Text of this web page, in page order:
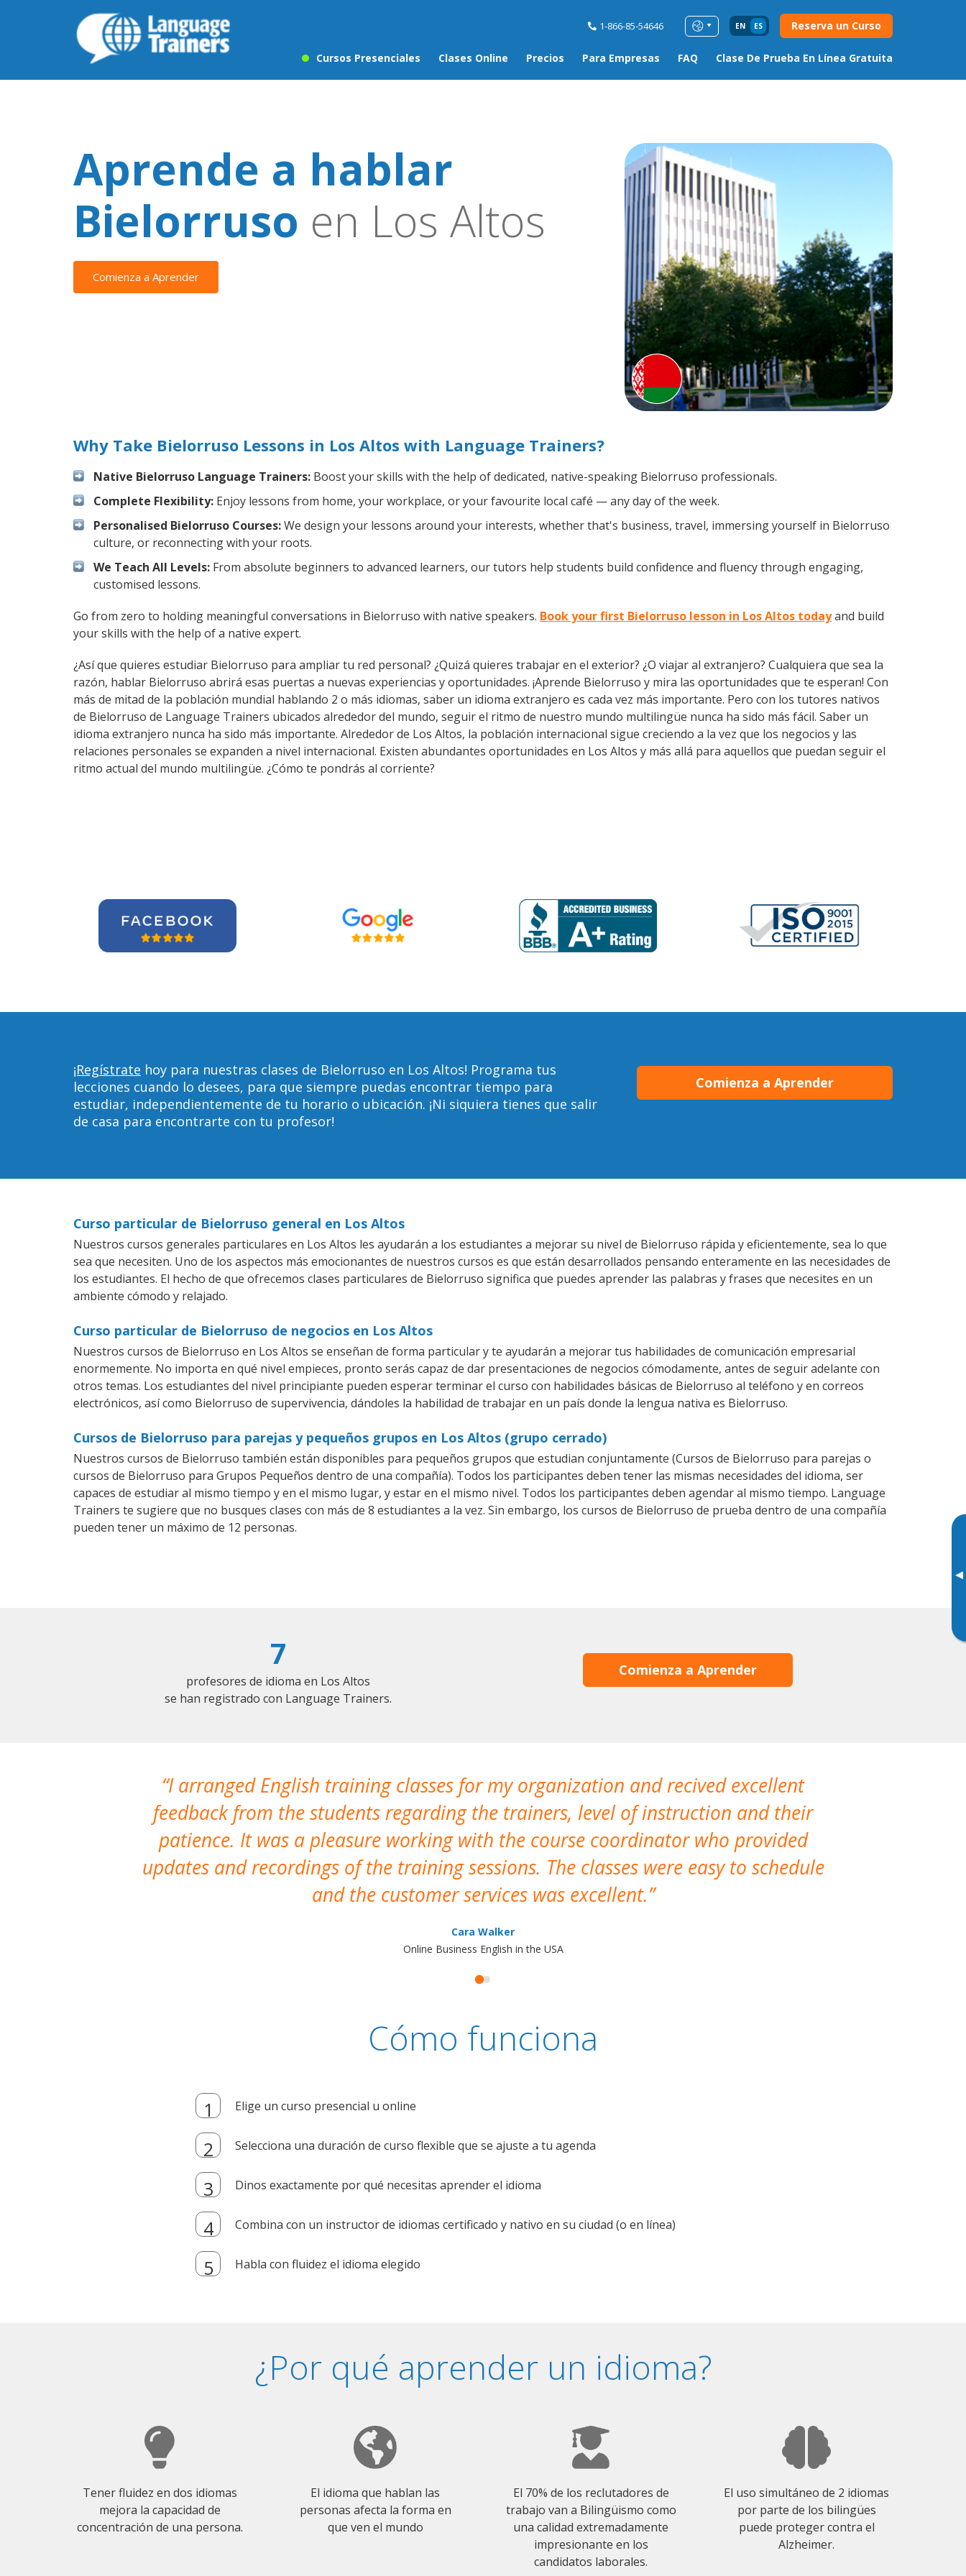
1-866-85-54646 EN ES Reserva un Curso
Cursos Presenciales Clases Online Precios Para Empresas FAQ Clase De Prueba En Línea Gratuita
▸
Aprende a hablar
Bielorruso en Los Altos
Comienza a Aprender
Why Take Bielorruso Lessons in Los Altos with Language Trainers?
Native Bielorruso Language Trainers: Boost your skills with the help of dedicated, native-speaking Bielorruso professionals.
Complete Flexibility: Enjoy lessons from home, your workplace, or your favourite local café — any day of the week.
Personalised Bielorruso Courses:We design your lessons around your interests, whether that's business, travel, immersing yourself in Bielorruso
culture, or reconnecting with your roots.
We Teach All Levels: From absolute beginners to advanced learners, our tutors help students build confidence and fluency through engaging,
customised lessons.
Go from zero to holding meaningful conversations in Bielorruso with native speakers. Book your first Bielorruso lesson in Los Altos todayand build
your skills with the help of a native expert.
¿Así que quieres estudiar Bielorruso para ampliar tu red personal? ¿Quizá quieres trabajar en el exterior? ¿O viajar al extranjero? Cualquiera que sea la
razón, hablar Bielorruso abrirá esas puertas a nuevas experiencias y oportunidades. ¡Aprende Bielorruso y mira las oportunidades que te esperan! Con
más de mitad de la población mundial hablando 2 o más idiomas, saber un idioma extranjero es cada vez más importante. Pero con los tutores nativos
de Bielorruso de Language Trainers ubicados alrededor del mundo, seguir el ritmo de nuestro mundo multilingüe nunca ha sido más fácil. Saber un
idioma extranjero nunca ha sido más importante. Alrededor de Los Altos, la población internacional sigue creciendo a la vez que los negocios y las
relaciones personales se expanden a nivel internacional. Existen abundantes oportunidades en Los Altos y más allá para aquellos que puedan seguir el
ritmo actual del mundo multilingüe. ¿Cómo te pondrás al corriente?
¡Regístrate hoy para nuestras clases de Bielorruso en Los Altos! Programa tus
lecciones cuando lo desees, para que siempre puedas encontrar tiempo para
estudiar, independientemente de tu horario o ubicación. ¡Ni siquiera tienes que salir
de casa para encontrarte con tu profesor!
Comienza a Aprender
Curso particular de Bielorruso general en Los Altos
Nuestros cursos generales particulares en Los Altos les ayudarán a los estudiantes a mejorar su nivel de Bielorruso rápida y eficientemente, sea lo que
sea que necesiten. Uno de los aspectos más emocionantes de nuestros cursos es que están desarrollados pensando enteramente en las necesidades de
los estudiantes. El hecho de que ofrecemos clases particulares de Bielorruso significa que puedes aprender las palabras y frases que necesites en un
ambiente cómodo y relajado.
Curso particular de Bielorruso de negocios en Los Altos
Nuestros cursos de Bielorruso en Los Altos se enseñan de forma particular y te ayudarán a mejorar tus habilidades de comunicación empresarial
enormemente. No importa en qué nivel empieces, pronto serás capaz de dar presentaciones de negocios cómodamente, antes de seguir adelante con
otros temas. Los estudiantes del nivel principiante pueden esperar terminar el curso con habilidades básicas de Bielorruso al teléfono y en correos
electrónicos, así como Bielorruso de supervivencia, dándoles la habilidad de trabajar en un país donde la lengua nativa es Bielorruso.
Cursos de Bielorruso para parejas y pequeños grupos en Los Altos (grupo cerrado)
Nuestros cursos de Bielorruso también están disponibles para pequeños grupos que estudian conjuntamente (Cursos de Bielorruso para parejas o
cursos de Bielorruso para Grupos Pequeños dentro de una compañía). Todos los participantes deben tener las mismas necesidades del idioma, ser
capaces de estudiar al mismo tiempo y en el mismo lugar, y estar en el mismo nivel. Todos los participantes deben agendar al mismo tiempo. Language
Trainers te sugiere que no busques clases con más de 8 estudiantes a la vez. Sin embargo, los cursos de Bielorruso de prueba dentro de una compañía
pueden tener un máximo de 12 personas.
7
profesores de idioma en Los Altos
se han registrado con Language Trainers.
Comienza a Aprender
I arranged English training classes for my organization and recived excellent
feedback from the students regarding the trainers, level of instruction and their
patience. It was a pleasure working with the course coordinator who provided
updates and recordings of the training sessions. The classes were easy to schedule
and the customer services was excellent.
Cara Walker
Online Business English in the USA
Cómo funciona
Elige un curso presencial u online
Selecciona una duración de curso flexible que se ajuste a tu agenda
Dinos exactamente por qué necesitas aprender el idioma
Combina con un instructor de idiomas certificado y nativo en su ciudad (o en línea)
Habla con fluidez el idioma elegido
¿Por qué aprender un idioma?
Tener fluidez en dos idiomas
mejora la capacidad de
concentración de una persona.
El idioma que hablan las
personas afecta la forma en
que ven el mundo
El 70% de los reclutadores de
trabajo van a Bilingüismo como
una calidad extremadamente
impresionante en los
candidatos laborales.
El uso simultáneo de 2 idiomas
por parte de los bilingües
puede proteger contra el
Alzheimer.